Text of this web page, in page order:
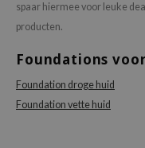
spaar hiermee voor leuke
producten.
Foundations
Foundation droge huid
Foundation vette huid